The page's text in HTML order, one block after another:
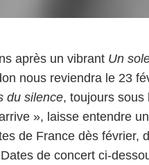
après un vibrant Un
nous reviendra le 23
du silence, toujours sous
», laisse entendre
de France dès février,
de concert ci-